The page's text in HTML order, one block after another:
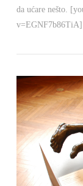
da ućare nešto.
v=EGNF7b86TiA]